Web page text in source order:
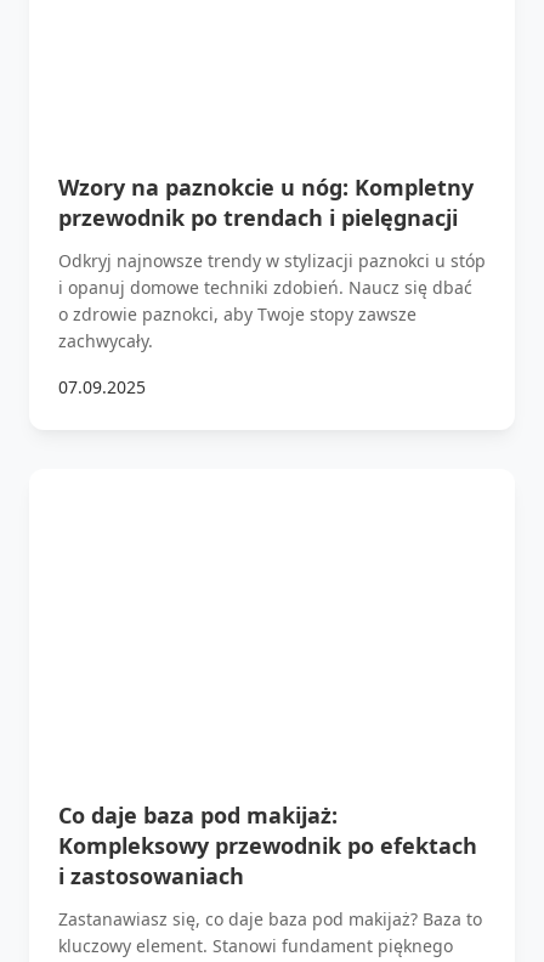
Wzory na paznokcie u nóg: Kompletny
przewodnik po trendach i pielęgnacji
Odkryj najnowsze trendy w stylizacji paznokci u stóp
i opanuj domowe techniki zdobień. Naucz się dbać
o zdrowie paznokci, aby Twoje stopy zawsze
zachwycały.
07.09.2025
Co daje baza pod makijaż:
Kompleksowy przewodnik po efektach
i zastosowaniach
Zastanawiasz się, co daje baza pod makijaż? Baza to
kluczowy element. Stanowi fundament pięknego